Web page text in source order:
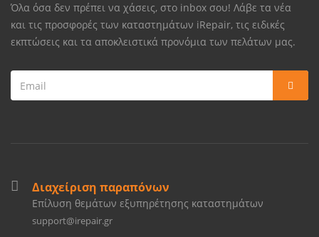
Όλα όσα δεν πρέπει να χάσεις, στο inbox σου! Λάβε τα νέα
και τις προσφορές των καταστημάτων iRepair, τις ειδικές
εκπτώσεις και τα αποκλειστικά προνόμια των πελάτων μας.
Διαχείριση παραπόνων
Επίλυση θεμάτων εξυπηρέτησης καταστημάτων
support@irepair.gr